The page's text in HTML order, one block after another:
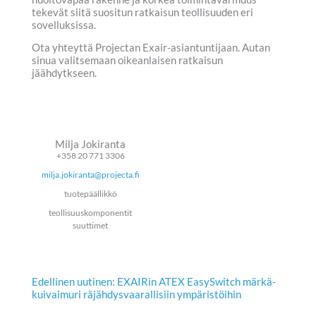
tekevät siitä suositun ratkaisun teollisuuden eri
sovelluksissa.
Ota yhteyttä Projectan Exair-asiantuntijaan. Autan
sinua valitsemaan oikeanlaisen ratkaisun
jäähdytkseen.
Milja Jokiranta
+358 20 771 3306
milja.jokiranta@projecta.fi
tuotepäällikkö
teollisuuskomponentit
suuttimet
Edellinen uutinen: EXAIRin ATEX EasySwitch märkä-
kuivaimuri räjähdysvaarallisiin ympäristöihin